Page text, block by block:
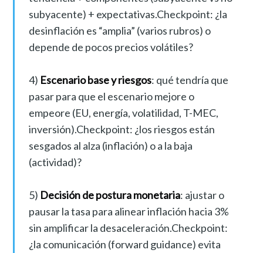
subyacente) + expectativas.Checkpoint: ¿la
desinflación es “amplia” (varios rubros) o
depende de pocos precios volátiles?
4) Escenario base y riesgos: qué tendría que
pasar para que el escenario mejore o
empeore (EU, energía, volatilidad, T-MEC,
inversión).Checkpoint: ¿los riesgos están
sesgados al alza (inflación) o a la baja
(actividad)?
5) Decisión de postura monetaria: ajustar o
pausar la tasa para alinear inflación hacia 3%
sin amplificar la desaceleración.Checkpoint:
¿la comunicación (forward guidance) evita